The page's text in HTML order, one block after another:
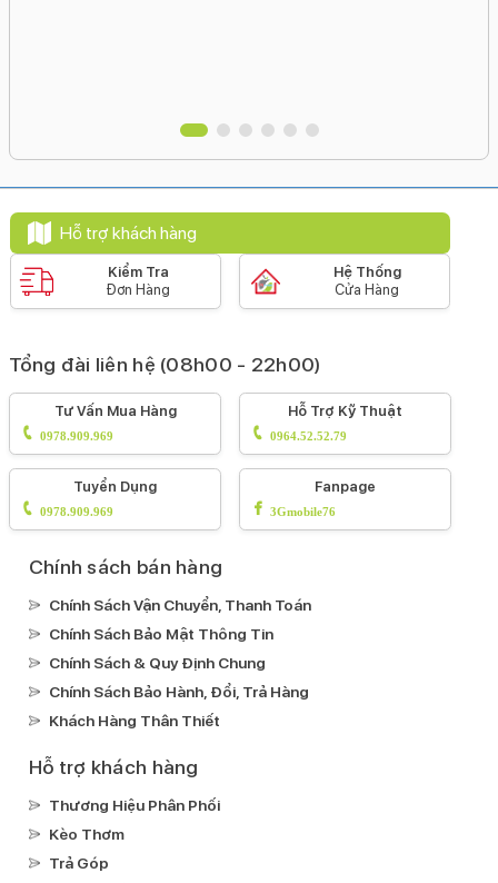
Hỗ trợ khách hàng
Kiểm Tra
Đơn Hàng
Hệ Thống
Cửa Hàng
Tổng đài liên hệ (08h00 - 22h00)
Tư Vấn Mua Hàng
0978.909.969
Hỗ Trợ Kỹ Thuật
0964.52.52.79
Tuyển Dụng
0978.909.969
Fanpage
3Gmobile76
Chính sách bán hàng
Chính Sách Vận Chuyển, Thanh Toán
Chính Sách Bảo Mật Thông Tin
Chính Sách & Quy Định Chung
Chính Sách Bảo Hành, Đổi, Trả Hàng
Khách Hàng Thân Thiết
Hỗ trợ khách hàng
Thương Hiệu Phân Phối
Kèo Thơm
Trả Góp